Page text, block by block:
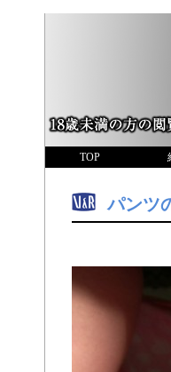
TOP
パンツ